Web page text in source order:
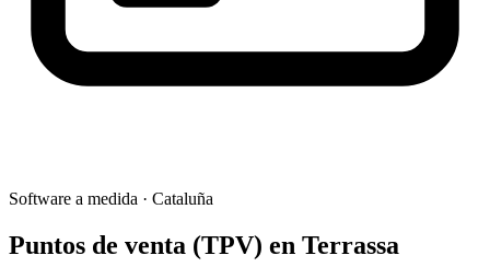
Software a medida · Cataluña
Puntos de venta (TPV) en Terrassa